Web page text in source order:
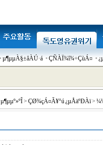
µ¶µµÀ§±âÀÚ·á ÇÑÀÏ¾î¾÷ÇùÁ¤
µ¶µµº»ºÎ> ÇØ¾çÁ¤Ã¥°ú ¿µÅäºÐÀï>